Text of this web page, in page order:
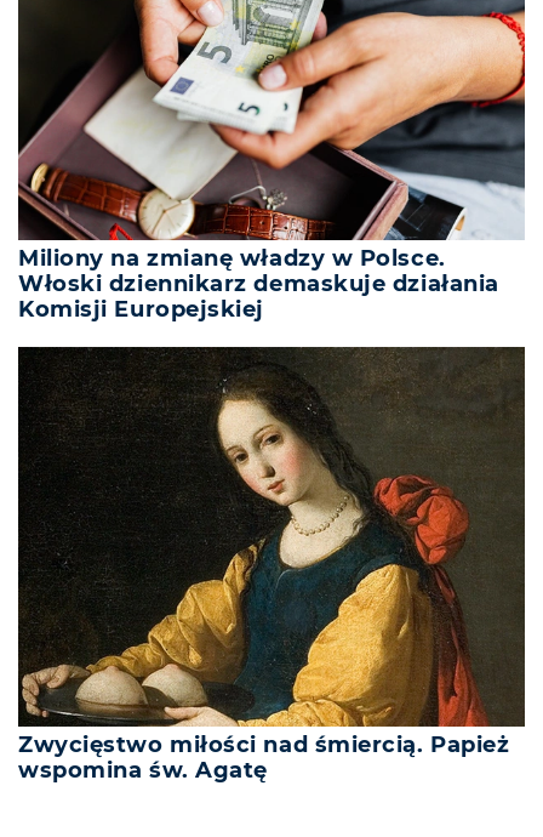
Miliony na zmianę władzy w Polsce.
Włoski dziennikarz demaskuje działania
Komisji Europejskiej
Zwycięstwo miłości nad śmiercią. Papież
wspomina św. Agatę